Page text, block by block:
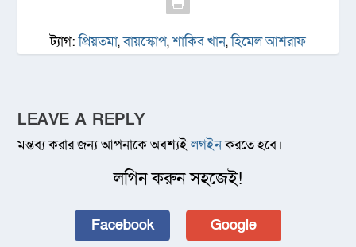
ট্যাগ:প্রিয়তমা,বায়স্কোপ,শাকিব খান,হিমেল আশরাফ
LEAVE A REPLY
মন্তব্য করার জন্য আপনাকে অবশ্যইলগইনকরতে হবে।
লগিন করুন সহজেই!
Facebook Google